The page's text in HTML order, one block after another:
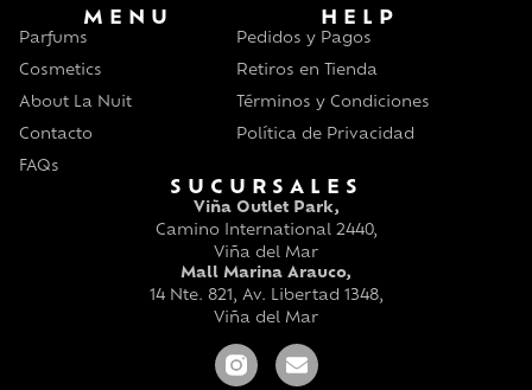
MENU
Parfums
Cosmetics
About La Nuit
Contacto
FAQs
HELP
Pedidos y Pagos
Retiros en Tienda
Términos y Condiciones
Política de Privacidad
SUCURSALES
Viña Outlet Park,
Camino International 2440,
Viña del Mar
Mall Marina Arauco,
14 Nte. 821, Av. Libertad 1348,
Viña del Mar